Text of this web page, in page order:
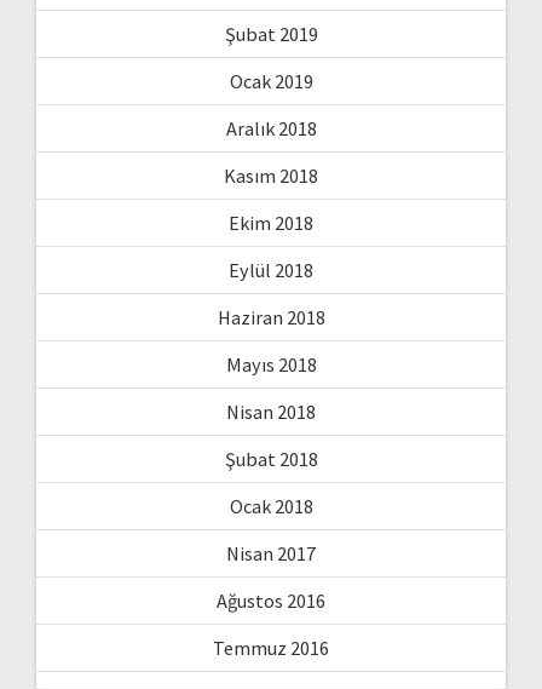
Şubat 2019
Ocak 2019
Aralık 2018
Kasım 2018
Ekim 2018
Eylül 2018
Haziran 2018
Mayıs 2018
Nisan 2018
Şubat 2018
Ocak 2018
Nisan 2017
Ağustos 2016
Temmuz 2016